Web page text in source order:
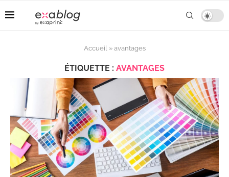
Accueil» avantages
ÉTIQUETTE : AVANTAGES